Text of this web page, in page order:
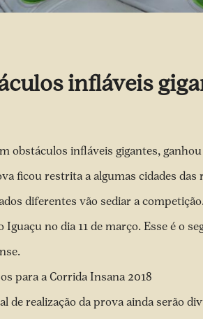
infláveis
obstáculos infláveis gigantes,
ficou restrita a algumas cidades das
diferentes vão sediar a
no dia 11 de março. Esse é o
para a Corrida Insana 2018
de realização da prova ainda serão